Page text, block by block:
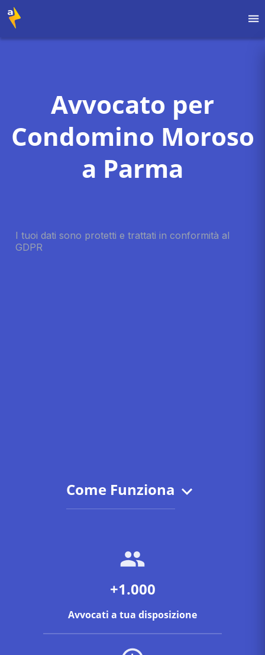
Avvocato per
Condomino Moroso
a Parma
Come Funziona
+1.000
Avvocati a tua disposizione